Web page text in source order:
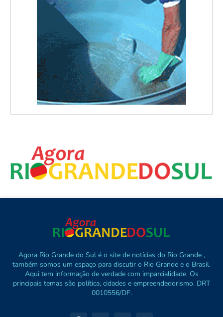
Agora Rio Grande do Sul é o site de notícias do Rio Grande ,
também somos um espaço para discutir o Rio Grande e o Brasil.
Aqui tem informação de verdade com imparcialidade. Os
principais temas são política, cidades e empreendedorismo. DRT
0010556/DF.